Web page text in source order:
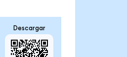
Descargar